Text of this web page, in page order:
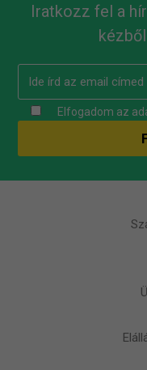
Iratkozz fel a
Elfogadom az